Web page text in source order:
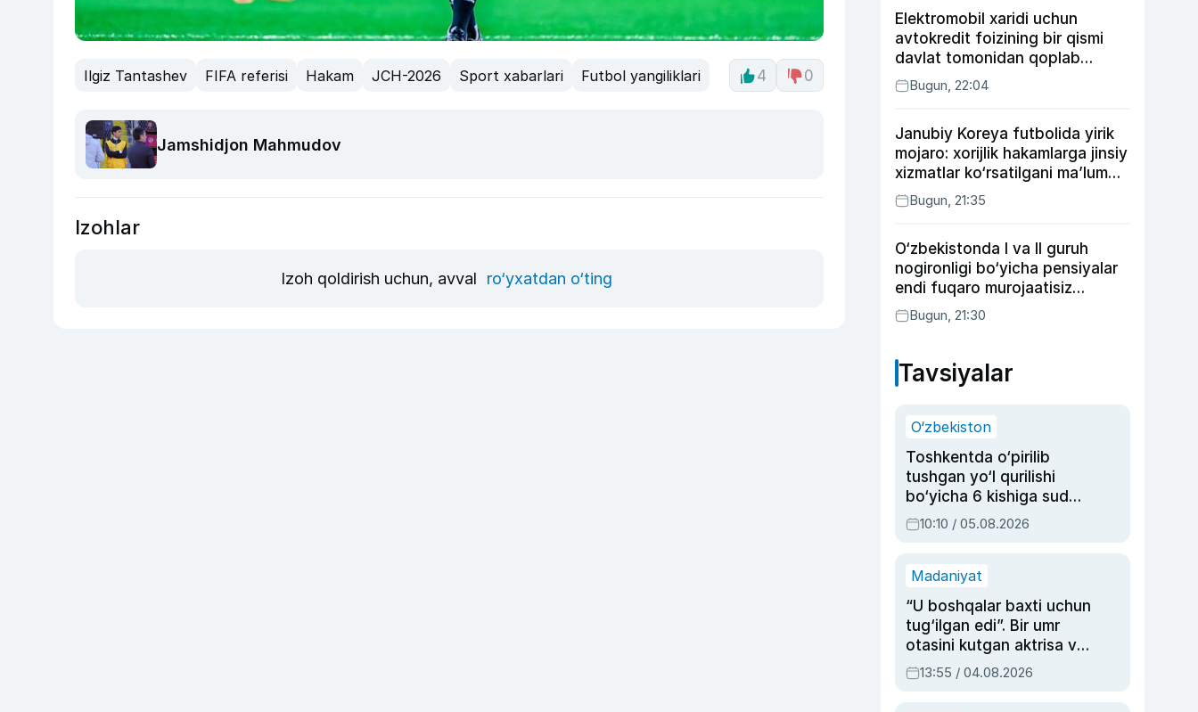
Ilgiz Tantashev FIFA referisi Hakam JCH-2026 Sport xabarlari Futbol yangiliklari 4 0
Jamshidjon Mahmudov
Izohlar
Izoh qoldirish uchun, avval ro‘yxatdan o‘ting
Elektromobil xaridi uchun
avtokredit foizining bir qismi
davlat tomonidan qoplab
berilishi mumkin
Bugun, 22:04
Janubiy Koreya futbolida yirik
mojaro: xorijlik hakamlarga jinsiy
xizmatlar ko‘rsatilgani ma’lum
qilindi
Bugun, 21:35
O‘zbekistonda I va II guruh
nogironligi bo‘yicha pensiyalar
endi fuqaro murojaatisiz
tayinlanishi mumkin
Bugun, 21:30
Tavsiyalar
O‘zbekiston
Toshkentda o‘pirilib
tushgan yo‘l qurilishi
bo‘yicha 6 kishiga sud
hukmi o‘qildi
10:10 / 05.08.2026
Madaniyat
“U boshqalar baxti uchun
tug‘ilgan edi”. Bir umr
otasini kutgan aktrisa va
dublyaj ustasi Rimma
Ahmedovaning
13:55 / 04.08.2026